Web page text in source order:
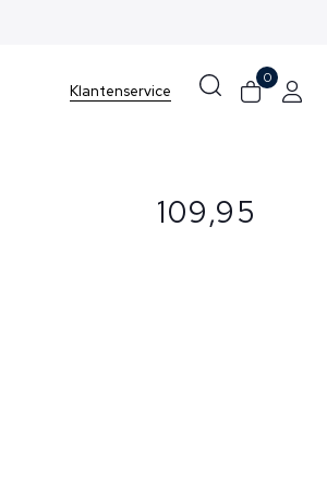
Klantenservice
0
109,95